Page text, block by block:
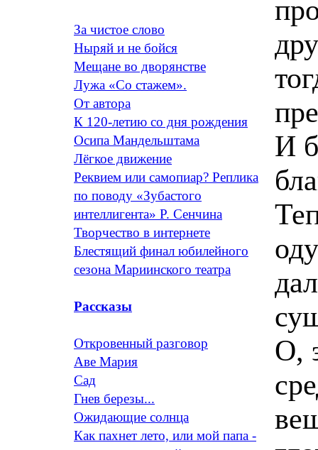
За чистое слово
Ныряй и не бойся
Мещане во дворянстве
Лужа «Со стажем».
От автора
К 120-летию со дня рождения
Осипа Мандельштама
Лёгкое движение
Реквием или самопиар? Реплика
по поводу «Зубастого
интеллигента» Р. Сенчина
Творчество в интернете
Блестящий финал юбилейного
сезона Мариинского театра
Рассказы
Откровенный разговор
Аве Мария
Сад
Гнев березы...
Ожидающие солнца
Как пахнет лето, или мой папа -
И
О,